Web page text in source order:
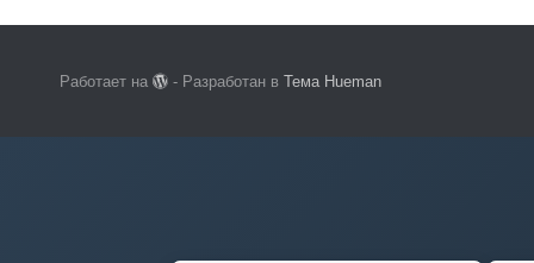
Работает на - Разработан вТема Hueman